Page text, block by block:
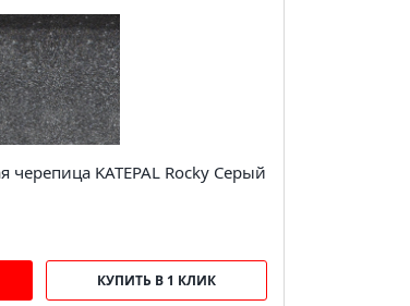
черепица KATEPAL Rocky Серый
КУПИТЬ В 1 КЛИК